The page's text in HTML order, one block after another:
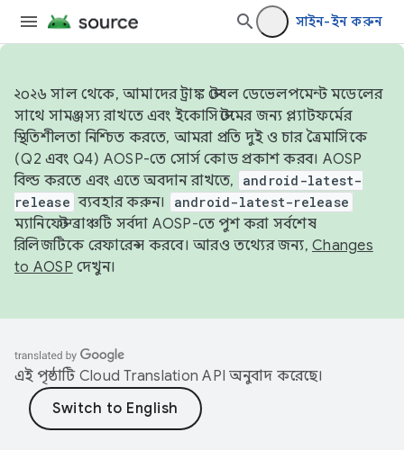
সাইন-ইন করুন
২০২৬ সাল থেকে, আমাদের ট্রাঙ্ক স্টেবল ডেভেলপমেন্ট মডেলের
সাথে সামঞ্জস্য রাখতে এবং ইকোসিস্টেমের জন্য প্ল্যাটফর্মের
স্থিতিশীলতা নিশ্চিত করতে, আমরা প্রতি দুই ও চার ত্রৈমাসিকে
(Q2 এবং Q4) AOSP-তে সোর্স কোড প্রকাশ করব। AOSP
বিল্ড করতে এবং এতে অবদান রাখতে,
android-latest-
release ব্যবহার করুন। android-latest-release
ম্যানিফেস্ট ব্রাঞ্চটি সর্বদা AOSP-তে পুশ করা সর্বশেষ
রিলিজটিকে রেফারেন্স করবে। আরও তথ্যের জন্য, Changes
to AOSP দেখুন।
এই পৃষ্ঠাটি Cloud Translation API অনুবাদ করেছে।